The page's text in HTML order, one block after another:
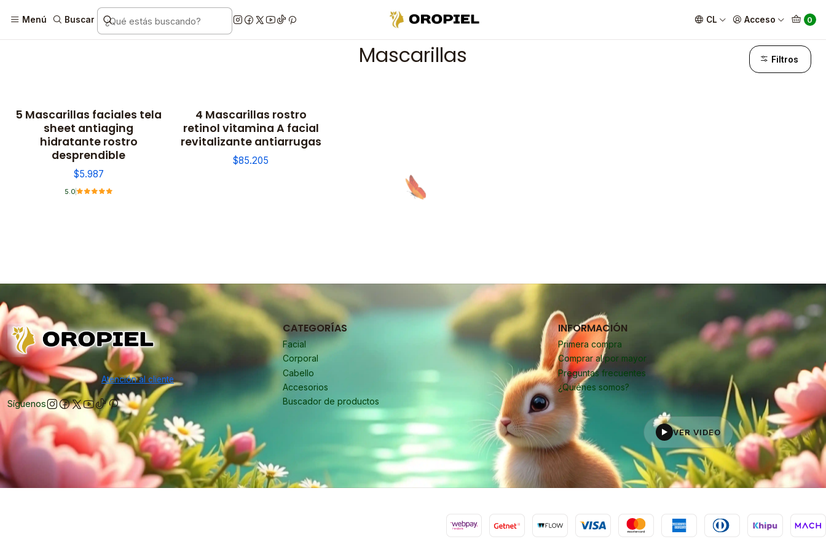
Menú Buscar CL Acceso 0
Inicio Venta por mayor Área facial
Mascarillas Filtros
5 Mascarillas faciales tela
sheet antiaging
hidratante rostro
desprendible
$5.987
5.0
4 Mascarillas rostro
retinol vitamina A facial
revitalizante antiarrugas
$85.205
Atención al cliente
Síguenos
CATEGORÍAS
Facial
Corporal
Cabello
Accesorios
Buscador de productos
INFORMACIÓN
Primera compra
Comprar al por mayor
Preguntas frecuentes
¿Quiénes somos?
▶ VER VIDEO